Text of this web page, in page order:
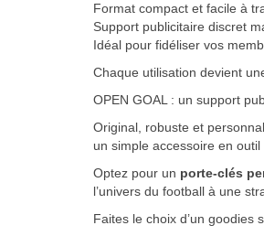
Format compact et facile à
Support publicitaire discret
Idéal pour fidéliser vos
Chaque utilisation devient
OPEN GOAL : un support
Original, robuste et
un simple accessoire en
Optez pour un porte-clés
l’univers du football à une
Faites le choix d’un goodies